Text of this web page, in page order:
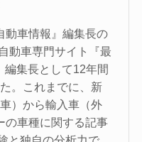
動車情報』編集長の
動車専門サイト『最
編集長として12年間
。これまでに、新
）から輸入車（外
の車種に関する記事